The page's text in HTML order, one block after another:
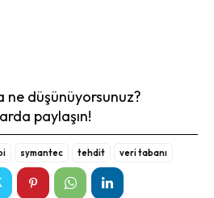
ne düşünüyorsunuz?
paylaşın!
symantec tehdit veri tabanı